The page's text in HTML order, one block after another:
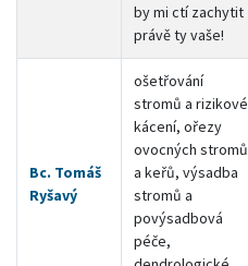
by mi ctí zachytit
právě ty vaše!
Bc. Tomáš
Ryšavý
ošetřování
stromů a rizikové
kácení, ořezy
ovocných stromů
a keřů, výsadba
stromů a
povýsadbová
péče,